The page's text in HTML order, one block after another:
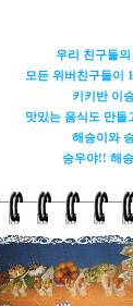
우리 친구들
모든 위버친구들이
키키반 이
맛있는 음식도 만들
해승이와
승우야!! 해